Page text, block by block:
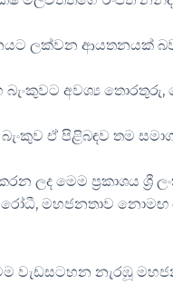
ලක්වන ආයතනයක්
අවශ්‍ය තොරතුරු,
ඒ පිළිබඳව තම
ලද මෙම ප්‍රකාශය ශ්‍රී
මහජනතාව නොමඟ
වැඩසටහන නැරඹූ